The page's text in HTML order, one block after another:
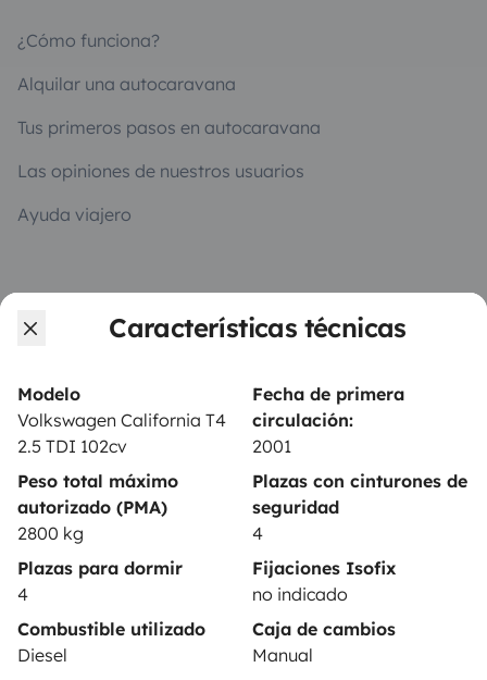
Características técnicas
Modelo
Volkswagen California T4
2.5 TDI 102cv
Fecha de primera
circulación:
2001
Peso total máximo
autorizado (PMA)
2800 kg
Plazas con cinturones de
seguridad
4
Plazas para dormir
4
Fijaciones Isofix
no indicado
Combustible utilizado
Diesel
Caja de cambios
Manual
¿Cómo funciona?
Alquilar una autocaravana
Tus primeros pasos en autocaravana
Las opiniones de nuestros usuarios
Ayuda viajero
PROPIETARIOS
Contrato de alquiler
Seguros de alquiler
Asistencias de alquiler
Ayuda propietario
Medios de pago seguros Pago en varios plazos